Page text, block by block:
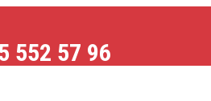
552 57 96